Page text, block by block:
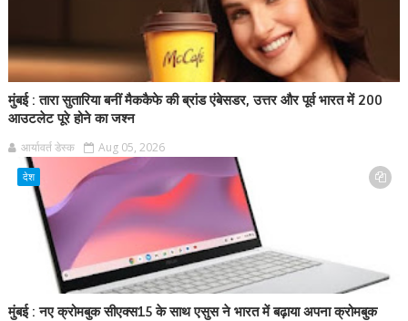
मुंबई : तारा सुतारिया बनीं मैककैफे की ब्रांड एंबेसडर, उत्तर और पूर्व भारत में 200
आउटलेट पूरे होने का जश्न
आर्यावर्त डेस्क Aug 05, 2026
देश
मुंबई : नए क्रोमबुक सीएक्स15 के साथ एसुस ने भारत में बढ़ाया अपना क्रोमबुक